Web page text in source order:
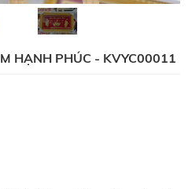
HẠNH PHÚC - KVYC00011